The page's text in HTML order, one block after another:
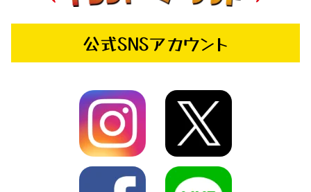
公式SNSアカウント